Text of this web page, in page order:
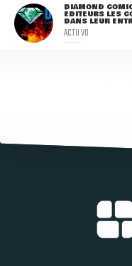
DIAMOND
ÉDITEURS LES
DANS LEUR
ACTU VO